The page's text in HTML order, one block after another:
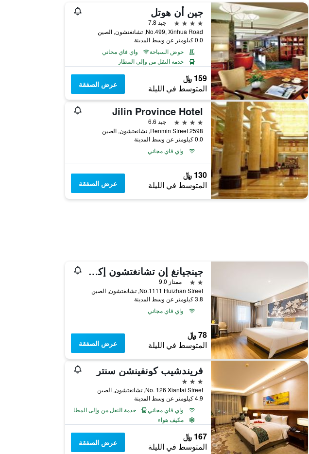
جين أن هوتل
4 نجوم
جيد 7.8
No.499, Xinhua Road, تشانغتشون, الصين
0.0 كيلومتر عن وسط المدينة
حوض السباحة
واي فاي مجاني
خدمة النقل من وإلى المطار
159 ﷼
المتوسط في الليلة عرض الصفقة
Jilin Province Hotel
4 نجوم
جيد 6.6
2598 Renmin Street, تشانغتشون, الصين
0.0 كيلومتر عن وسط المدينة
واي فاي مجاني
130 ﷼
المتوسط في الليلة عرض الصفقة
جينجيانغ إن تشانغتشون إكسيبيشن سنتر
2 نجمتين
ممتاز 9.0
No.1111 Huizhan Street, تشانغتشون, الصين
3.8 كيلومتر عن وسط المدينة
واي فاي مجاني
78 ﷼
المتوسط في الليلة عرض الصفقة
فريندشيب كونفينشن سنتر
3 نجوم
No. 126 Xiantai Street, تشانغتشون, الصين
4.9 كيلومتر عن وسط المدينة
واي فاي مجاني
خدمة النقل من وإلى المطار
مكيف هواء
167 ﷼
المتوسط في الليلة عرض الصفقة